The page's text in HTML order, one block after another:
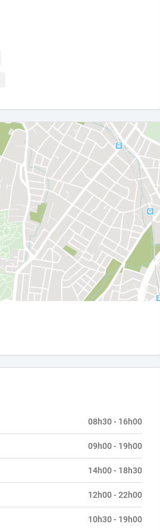
08h30 - 16h00
09h00 - 19h00
14h00 - 18h30
12h00 - 22h00
10h30 - 19h00